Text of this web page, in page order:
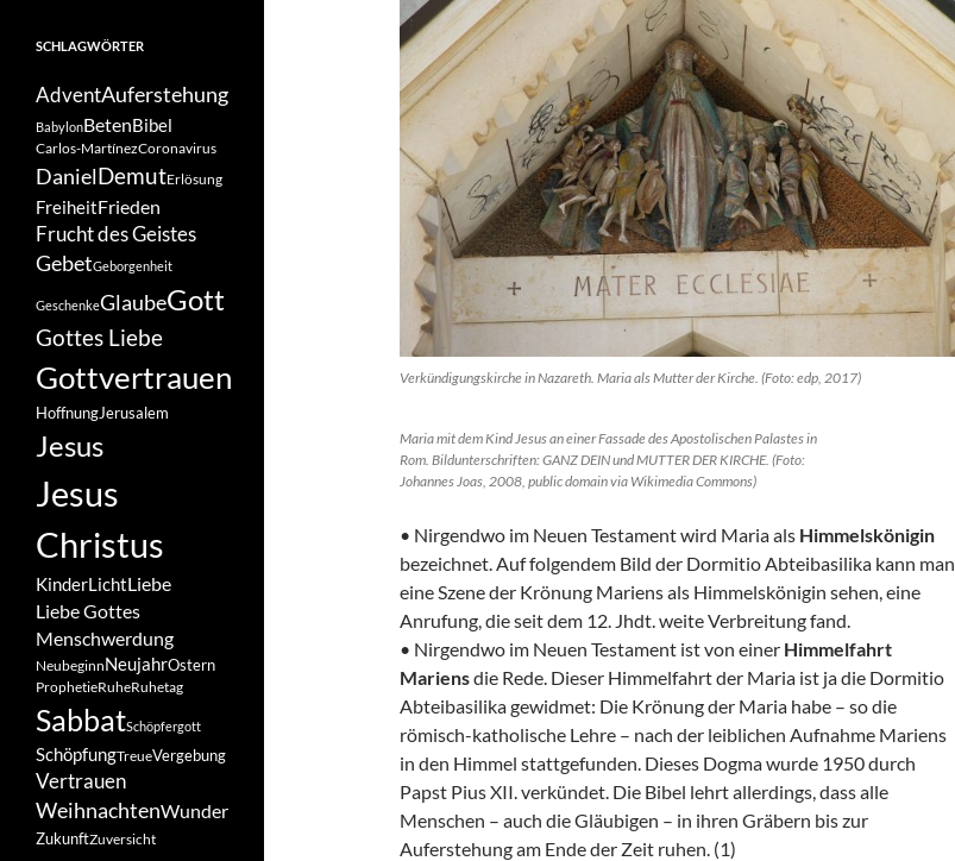
Verkündigungskirche in Nazareth. Maria als Mutter der Kirche. (Foto: edp, 2017)
Maria mit dem Kind Jesus an einer Fassade des Apostolischen Palastes in
Rom. Bildunterschriften: GANZ DEIN und MUTTER DER KIRCHE. (Foto:
Johannes Joas, 2008, public domain via Wikimedia Commons)
• Nirgendwo im Neuen Testament wird Maria als Himmelskönigin
bezeichnet. Auf folgendem Bild der Dormitio Abteibasilika kann man
eine Szene der Krönung Mariens als Himmelskönigin sehen, eine
Anrufung, die seit dem 12. Jhdt. weite Verbreitung fand.
• Nirgendwo im Neuen Testament ist von einer Himmelfahrt
Mariensdie Rede. Dieser Himmelfahrt der Maria ist ja die Dormitio
Abteibasilika gewidmet: Die Krönung der Maria habe – so die
römisch-katholische Lehre – nach der leiblichen Aufnahme Mariens
in den Himmel stattgefunden. Dieses Dogma wurde 1950 durch
Papst Pius XII. verkündet. Die Bibel lehrt allerdings, dass alle
Menschen – auch die Gläubigen – in ihren Gräbern bis zur
Auferstehung am Ende der Zeit ruhen. (1)
SCHLAGWÖRTER
AdventAuferstehung
BabylonBetenBibel
Carlos-MartínezCoronavirus
DanielDemutErlösung
FreiheitFrieden
Frucht des Geistes
GebetGeborgenheit
GeschenkeGlaubeGott
Gottes Liebe
Gottvertrauen
HoffnungJerusalem
Jesus
Jesus
Christus
KinderLichtLiebe
Liebe Gottes
Menschwerdung
NeubeginnNeujahrOstern
ProphetieRuheRuhetag
SabbatSchöpfergott
SchöpfungTreueVergebung
Vertrauen
WeihnachtenWunder
ZukunftZuversicht